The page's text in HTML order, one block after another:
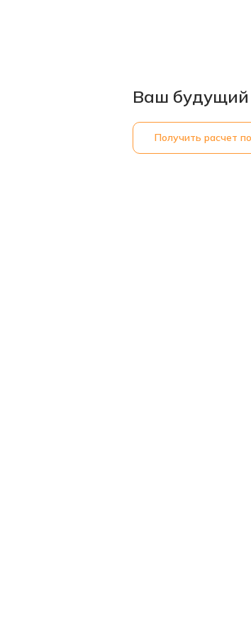
Ваш будущий
Получить расчет